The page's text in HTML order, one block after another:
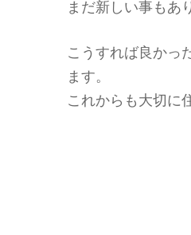
まだ新しい事もあ
こうすれば良かっ
ます。
これからも大切に